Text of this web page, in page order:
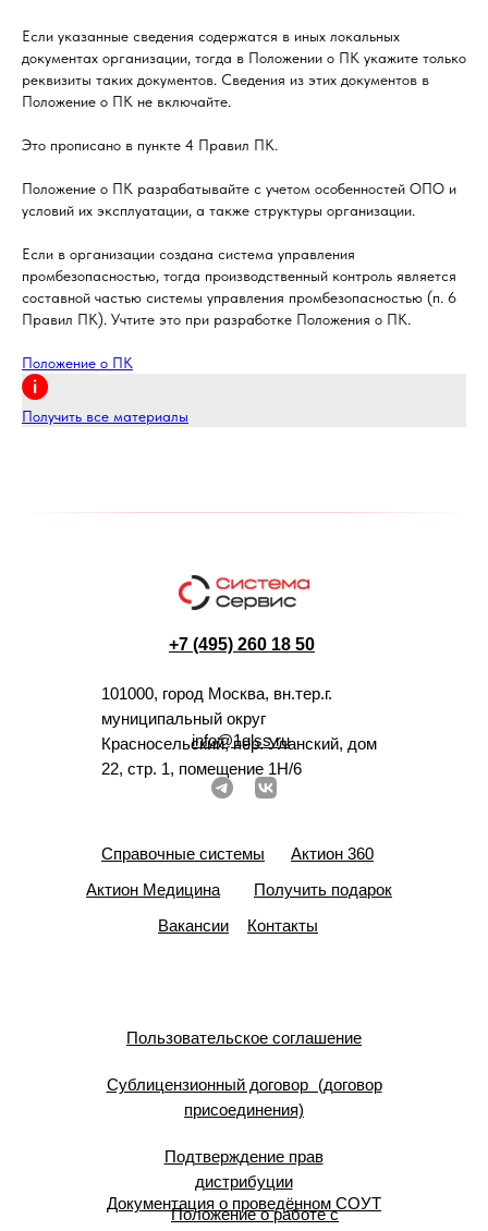
Если указанные сведения содержатся в иных локальных
документах организации, тогда в Положении о ПК укажите только
реквизиты таких документов. Сведения из этих документов в
Положение о ПК не включайте.
Это прописано в пункте 4 Правил ПК.
Положение о ПК разрабатывайте с учетом особенностей ОПО и
условий их эксплуатации, а также структуры организации.
Если в организации создана система управления
промбезопасностью, тогда производственный контроль является
составной частью системы управления промбезопасностью (п. 6
Правил ПК). Учтите это при разработке Положения о ПК.
Положение о ПК
Получить все материалы
+7 (495) 260 18 50
101000, город Москва, вн.тер.г.
муниципальный округ
Красносельский, пер. Уланский, дом
22, стр. 1, помещение 1Н/6
info@1glss.ru
Справочные системы
Актион 360
Актион Медицина
Получить подарок
Вакансии
Контакты
Пользовательское соглашение
Сублицензионный договор (договор
присоединения)
Подтверждение прав
дистрибуции
Документация о проведённом СОУТ
Положение о работе с